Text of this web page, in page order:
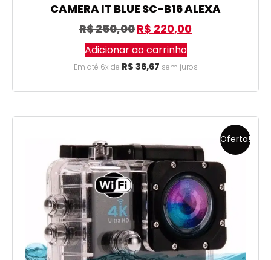
CAMERA IT BLUE SC-B16 ALEXA
R$250,00R$ 220,00
Adicionar ao carrinho
Em até 6x de R$ 36,67 sem juros
Oferta!